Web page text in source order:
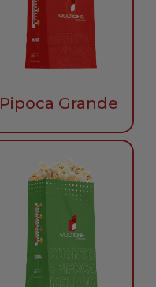
Pipoca Grande